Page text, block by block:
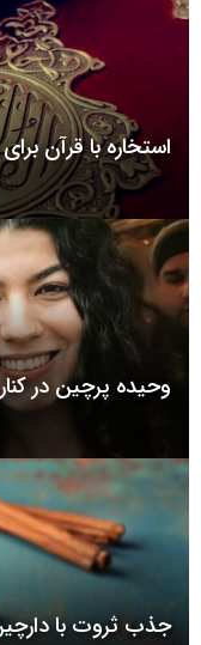
استخاره با قرآن
وحیده پرچین در
جذب ثروت با